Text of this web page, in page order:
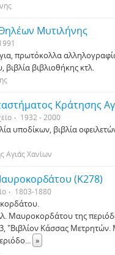
Μυτιλήνης
πρωτόκολλα
βιβλία βιβλιοθήκης κτλ.
Κράτησης
1932 - 2000
υποδίκων, βιβλία
Αγιάς Χανίων
(Κ278)
1803-1880
Μαυροκορδάτου της
"Βιβλίον Κάσσας
... »